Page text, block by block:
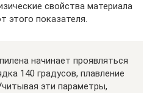
свойства материала
этого показателя.
начинает проявляться
140 градусов, плавление
эти параметры,